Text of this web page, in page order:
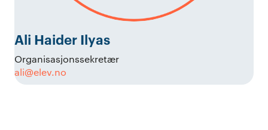
Ali Haider Ilyas
Organisasjonssekretær
ali@elev.no